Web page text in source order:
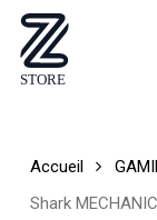
Skip
main
Accueil
Shark